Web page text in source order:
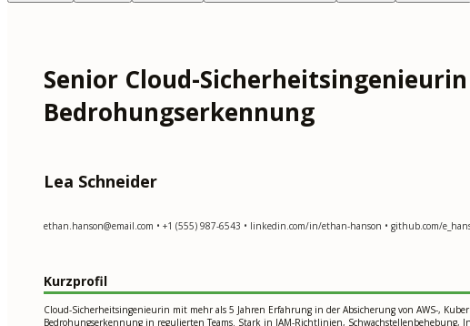
Senior Cloud-
Bedrohungserkennung
Lea Schneider
ethan.hanson@email.com • +1 (555) 987-6543 • linkedin.com/in/ethan-hanson • github.com/
Kurzprofil
Cloud-Sicherheitsingenieurin mit mehr als 5 Jahren Erfahrung in der Absicherung von AWS-,
Bedrohungserkennung in regulierten Teams. Stark in IAM-Richtlinien, Schwachstellenbehebung,